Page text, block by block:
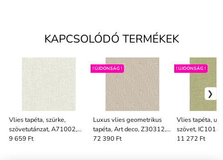
KAPCSOLÓDÓ TERMÉKEK
Vlies tapéta, szürke,
szövetutánzat, A71002,
V2027
9 659 Ft
Luxus vlies geometrikus
tapéta, Art deco, Z30312,
Casa 8, Trussardi
! ÚJDONSÁG !
72 390 Ft
Vlies tapéta,
szövet, IC1014,
Selection
! ÚJDONSÁG !
11 272 Ft